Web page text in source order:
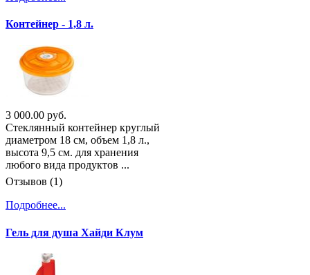
Контейнер - 1,8 л.
3 000.00 руб.
Стеклянный контейнер круглый
диаметром 18 см, объем 1,8 л.,
высота 9,5 см. для хранения
любого вида продуктов ...
Отзывов (1)
Подробнее...
Гель для душа Хайди Клум